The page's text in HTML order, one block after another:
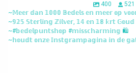
400
521
~𝕄𝕖𝕖𝕣 𝕕𝕒𝕟 𝟙𝟘𝟘𝟘 𝔹𝕖𝕕𝕖𝕝𝕤 𝕖𝕟 𝕞𝕖𝕖𝕣 𝕠𝕡
~𝟡𝟚𝟝 𝕊𝕥𝕖𝕣𝕝𝕚𝕟𝕘 ℤ𝕚𝕝𝕧𝕖𝕣, 𝟙𝟜 𝕖𝕟 𝟙𝟠 𝕜𝕣𝕥 𝔾𝕠𝕦𝕕
~#𝕓𝕖𝕕𝕖𝕝𝕡𝕦𝕟𝕥𝕤𝕙𝕠𝕡 #𝕞𝕚𝕤𝕤𝕔𝕙𝕒𝕣𝕞𝕚𝕟𝕘 🛍️
~𝕙𝕠𝕦𝕕𝕥 𝕠𝕟𝕫𝕖 𝕀𝕟𝕤𝕥𝕘𝕣𝕒𝕞𝕡𝕒𝕘𝕚𝕟𝕒 𝕚𝕟 𝕕𝕖